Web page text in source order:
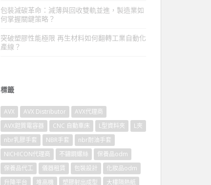
包裝減碳革命：減薄與回收雙軌並進，製造業如
何掌握關鍵策略？
突破塑膠性能極限 再生材料如何翻轉工業自動化
產線？
標籤
AVX AVX Distributor
AVX代理商
AVX鉭質電容器
CNC 自動車床 L型資料夾
L夾
nbr乳膠手套
NBR手套
nbr耐油手套
NICHICON代理商
不鏽鋼螺絲
保養品odm
保養品代工
儀器租賃 包裝設計
化妝品odm
升降平台
堆高機 塑膠射出成型
大樓隔熱紙